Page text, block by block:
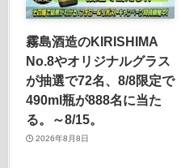
霧島酒造のKIRISHIMA
No.8やオリジナルグラス
が抽選で72名、8/8限定で
490ml瓶が888名に当た
る。～8/15。
2026年8月8日